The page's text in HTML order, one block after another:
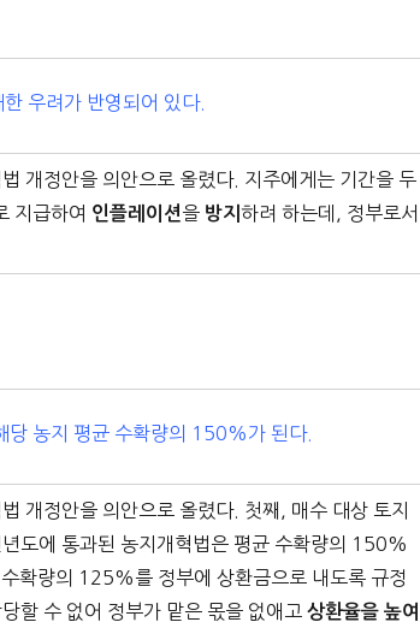
우려가 반영되어 있다.
개정안을 의안으로 올렸다. 지주에게는 기간을 두
지급하여 인플레이션 을 방지하려 하는데, 정부로서
당 농지 평균 수확량의 150%가 된다.
개정안을 의안으로 올렸다. 첫째, 매수 대상 토지
년도에 통과된 농지개혁법은 평균 수확량의 150%
확량의 125%를 정부에 상환금으로 내도록 규정
할 수 없어 정부가 맡은 몫을 없애고상환율을 높여